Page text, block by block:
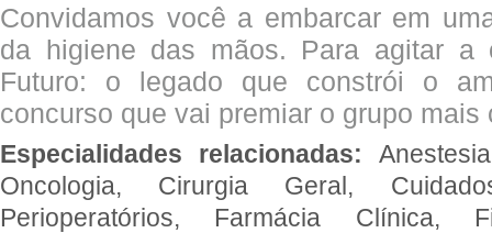
Convidamos você a embarcar em
da higiene das mãos. Para agitar a
Futuro: o legado que constrói o
concurso que vai premiar o grupo mais
Especialidades relacionadas:
Oncologia, Cirurgia Geral,
Perioperatórios, Farmácia Clínica,